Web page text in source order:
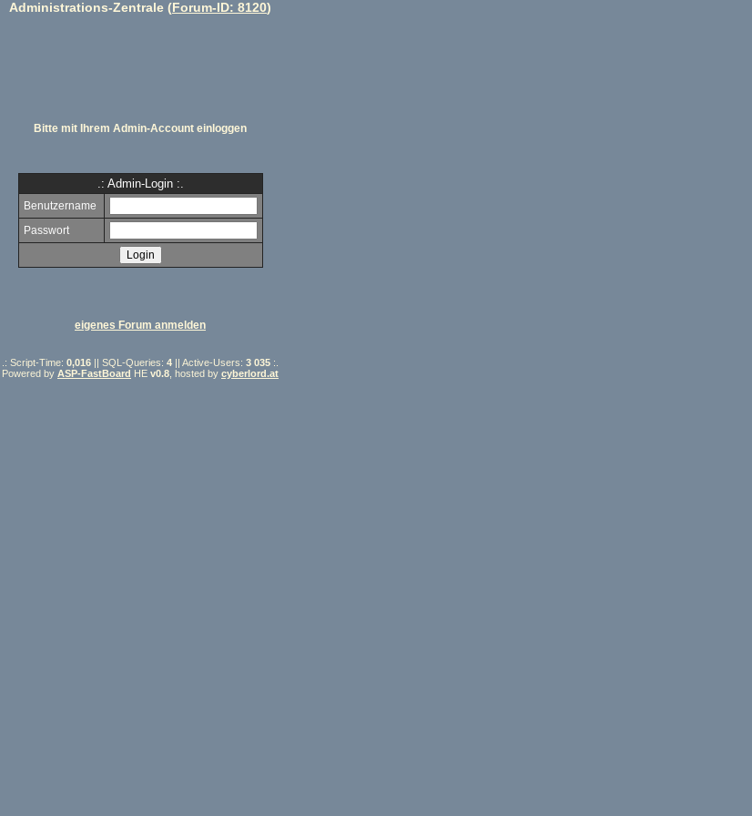
Administrations-Zentrale (Forum-ID: 8120)
Bitte mit Ihrem Admin-Account einloggen
.: Admin-Login :.
Benutzername
Passwort
eigenes Forum anmelden
.: Script-Time: 0,016 || SQL-Queries: 4 || Active-Users: 3 035 :.
Powered by ASP-FastBoard HE v0.8 , hosted by cyberlord.at